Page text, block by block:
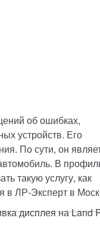
об ошибках,
устройств. Его
По сути, он
В
такую услугу, как
в ЛР-Эксперт в
дисплея на Land